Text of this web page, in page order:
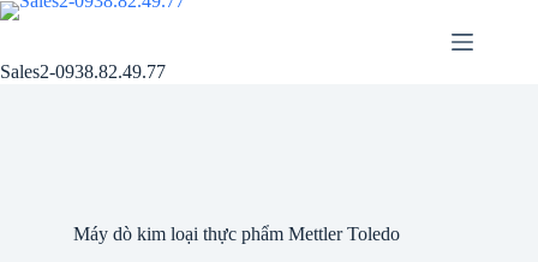
Chuyển
nội
Sales2-0938.82.49.77
Máy dò kim loại thực phẩm Mettler Toledo